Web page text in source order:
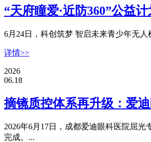
“天府瞳爱·近防360”公益
6月24日，科创筑梦 智启未来青少年无
详情>>
2026
06.18
摘镜质控体系再升级：爱
2026年6月17日，成都爱迪眼科医院屈
完成。...